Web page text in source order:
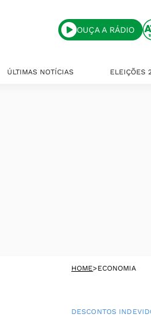
OUÇA A RÁDIO
ÚLTIMAS NOTÍCIAS ELEIÇÕES
HOME>ECONOMIA
DESCONTOS